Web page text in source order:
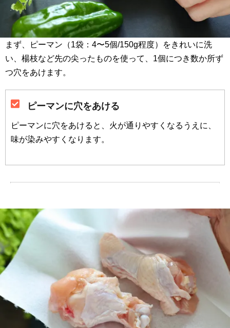
まず、ピーマン（1袋：4〜5個/150g程度）をきれいに洗
い、楊枝など先の尖ったものを使って、1個につき数か所ず
つ穴をあけます。
ピーマンに穴をあける
ピーマンに穴をあけると、火が通りやすくなるうえに、
味が染みやすくなります。